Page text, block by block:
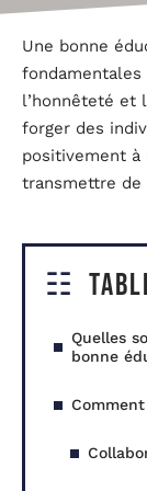
Une bonne
fondamentales
l’honnêteté et
forger des
positivement
transmettre de
Quelles
bonne